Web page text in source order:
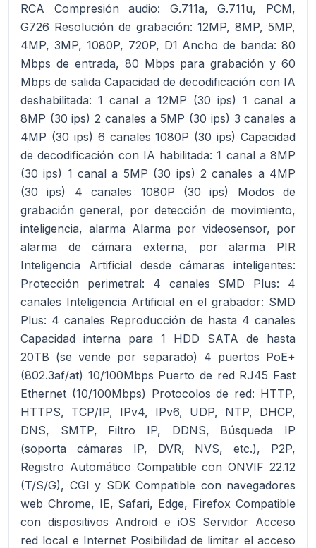
RCA Compresión audio: G.711a, G.711u, PCM,
G726 Resolución de grabación: 12MP, 8MP, 5MP,
4MP, 3MP, 1080P, 720P, D1 Ancho de banda: 80
Mbps de entrada, 80 Mbps para grabación y 60
Mbps de salida Capacidad de decodificación con IA
deshabilitada: 1 canal a 12MP (30 ips) 1 canal a
8MP (30 ips) 2 canales a 5MP (30 ips) 3 canales a
4MP (30 ips) 6 canales 1080P (30 ips) Capacidad
de decodificación con IA habilitada: 1 canal a 8MP
(30 ips) 1 canal a 5MP (30 ips) 2 canales a 4MP
(30 ips) 4 canales 1080P (30 ips) Modos de
grabación general, por detección de movimiento,
inteligencia, alarma Alarma por videosensor, por
alarma de cámara externa, por alarma PIR
Inteligencia Artificial desde cámaras inteligentes:
Protección perimetral: 4 canales SMD Plus: 4
canales Inteligencia Artificial en el grabador: SMD
Plus: 4 canales Reproducción de hasta 4 canales
Capacidad interna para 1 HDD SATA de hasta
20TB (se vende por separado) 4 puertos PoE+
(802.3af/at) 10/100Mbps Puerto de red RJ45 Fast
Ethernet (10/100Mbps) Protocolos de red: HTTP,
HTTPS, TCP/IP, IPv4, IPv6, UDP, NTP, DHCP,
DNS, SMTP, Filtro IP, DDNS, Búsqueda IP
(soporta cámaras IP, DVR, NVS, etc.), P2P,
Registro Automático Compatible con ONVIF 22.12
(T/S/G), CGI y SDK Compatible con navegadores
web Chrome, IE, Safari, Edge, Firefox Compatible
con dispositivos Android e iOS Servidor Acceso
red local e Internet Posibilidad de limitar el acceso